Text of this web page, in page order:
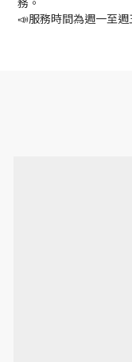
務。
📣服務時間為週一至